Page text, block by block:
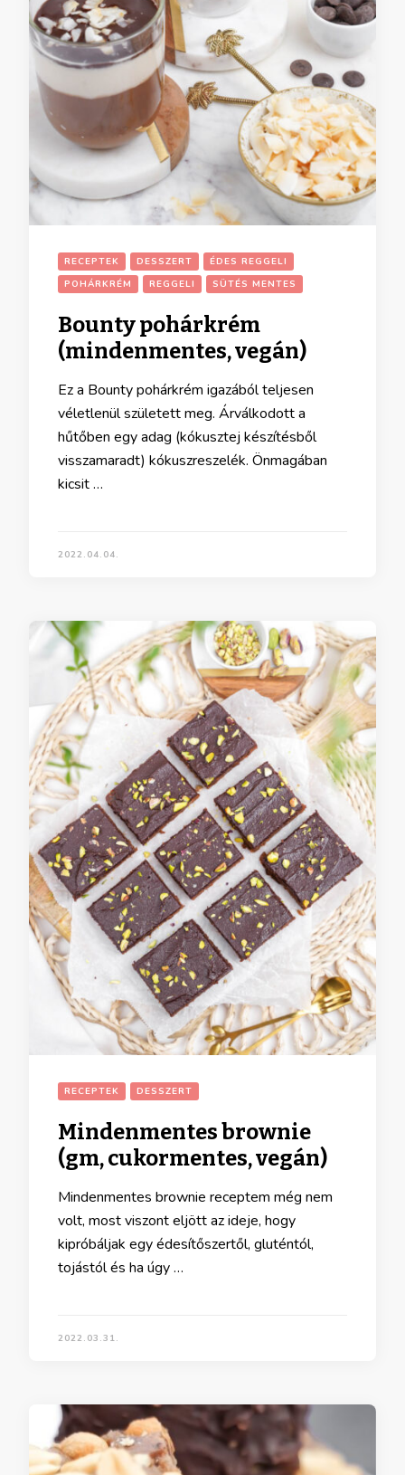
RECEPTEK DESSZERT
ÉDES REGGELI
POHÁRKRÉM
REGGELI SÜTÉS MENTES
Bounty pohárkrém
(mindenmentes, vegán)
Ez a Bounty pohárkrém igazából teljesen
véletlenül született meg. Árválkodott a
hűtőben egy adag (kókusztej készítésből
visszamaradt) kókuszreszelék. Önmagában
kicsit …
2022.04.04.
RECEPTEK DESSZERT
Mindenmentes brownie
(gm, cukormentes, vegán)
Mindenmentes brownie receptem még nem
volt, most viszont eljött az ideje, hogy
kipróbáljak egy édesítőszertől, gluténtól,
tojástól és ha úgy …
2022.03.31.